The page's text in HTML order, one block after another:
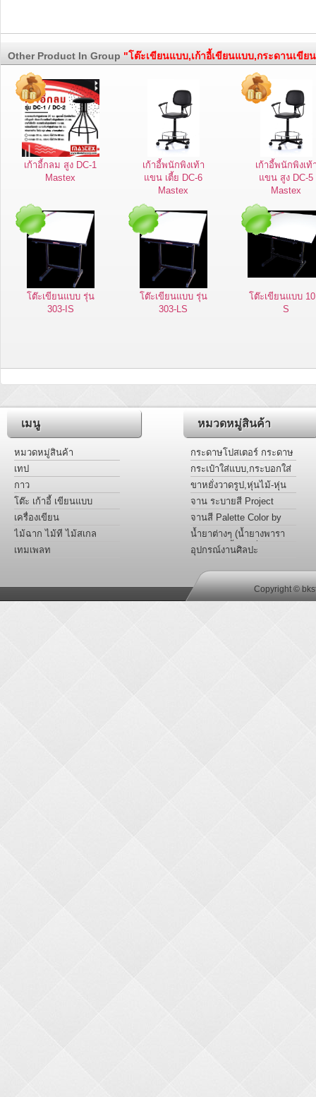
Other Product In Group "โต๊ะเขียนแบบ,เก้าอี้เขียนแบบ,กระดานเขีย
เก้าอี้กลม สูง DC-1
Mastex
เก้าอี้พนักพิงเท้า
แขน เตี้ย DC-6
Mastex
เก้าอี้พนักพิงเท้
แขน สูง DC-5
Mastex
โต๊ะเขียนแบบ รุ่น
303-IS
โต๊ะเขียนแบบ รุ่น
303-LS
โต๊ะเขียนแบบ
S
เมนู
หมวดหมู่สินค้า
เทป
กาว
โต๊ะ เก้าอี้ เขียนแบบ
เครื่องเขียน
ไม้ฉาก ไม้ที ไม้สเกล
เทมเพลท
หมวดหมู่สินค้า
กระดาษโปสเตอร์ กระดาษ
การ์ดหอม แผ่นอะครีลิคสี
กระเป๋าใส่แบบ,กระบอกใส่
แบบ
ขาหยั่งวาดรูป,หุ่นไม้-หุ่น
มือ Project
จาน ระบายสี Project
จานสี Palette Color by
Project
น้ำยาต่างๆ (น้ำยางพารา
หล่อเเบบ,น้ำยาเชื่อม
พลาสติก อะครีลิค,น้ำมัน
ลินซีด)
อุปกรณ์งานศิลปะ
Copyright ©